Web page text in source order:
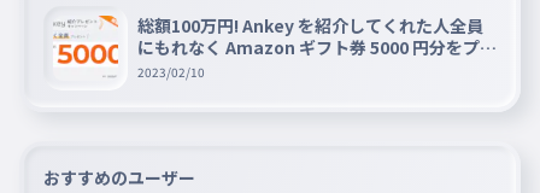
051
脳内も予測不能故に
のうないもよそくふのうゆえに
解解解解解は無い
どうだい？アタシのコトアナタ
総額100万円! Ankey を紹介してくれた人全員
にもれなく Amazon ギフト券 5000 円分をプレ
ゼントキャンペーン!!
2023/02/10
おすすめのユーザー